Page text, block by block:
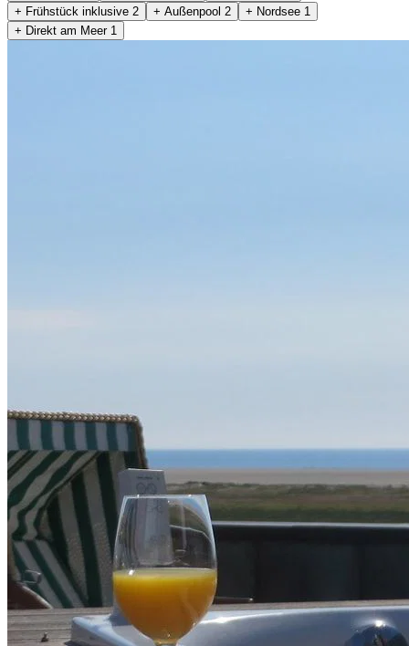
+ Frühstück inklusive 2 + Außenpool 2 + Nordsee 1
+ Direkt am Meer 1